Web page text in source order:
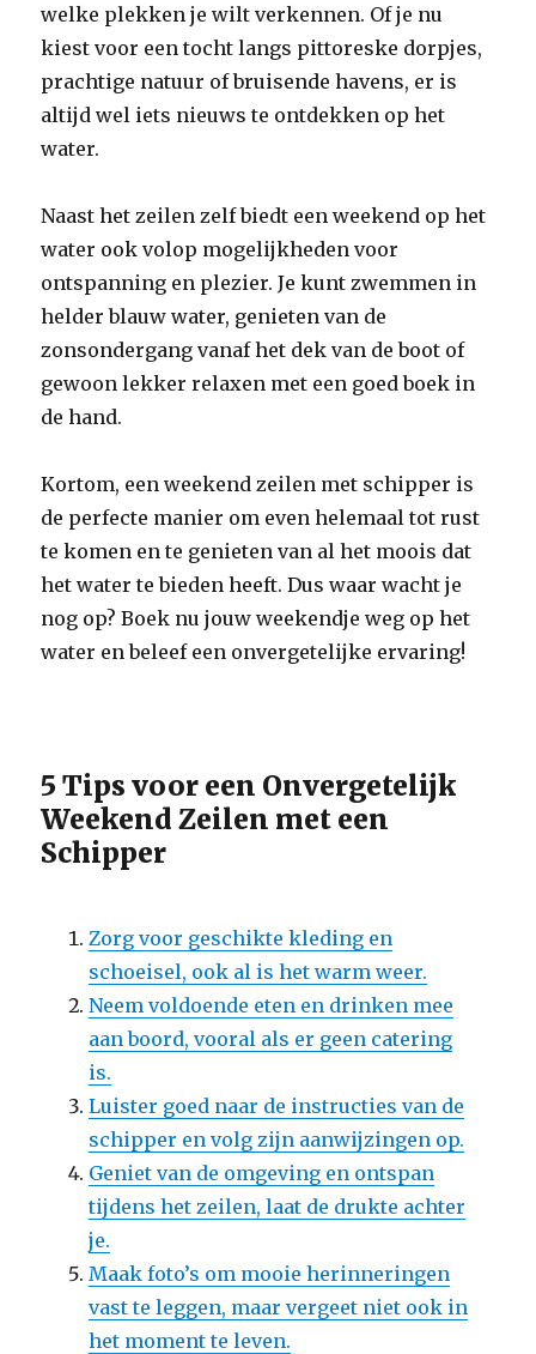
welke plekken je wilt verkennen. Of je nu
kiest voor een tocht langs pittoreske dorpjes,
prachtige natuur of bruisende havens, er is
altijd wel iets nieuws te ontdekken op het
water.
Naast het zeilen zelf biedt een weekend op het
water ook volop mogelijkheden voor
ontspanning en plezier. Je kunt zwemmen in
helder blauw water, genieten van de
zonsondergang vanaf het dek van de boot of
gewoon lekker relaxen met een goed boek in
de hand.
Kortom, een weekend zeilen met schipper is
de perfecte manier om even helemaal tot rust
te komen en te genieten van al het moois dat
het water te bieden heeft. Dus waar wacht je
nog op? Boek nu jouw weekendje weg op het
water en beleef een onvergetelijke ervaring!
5 Tips voor een Onvergetelijk
Weekend Zeilen met een
Schipper
Zorg voor geschikte kleding en
schoeisel, ook al is het warm weer.
Neem voldoende eten en drinken mee
aan boord, vooral als er geen catering
is.
Luister goed naar de instructies van de
schipper en volg zijn aanwijzingen op.
Geniet van de omgeving en ontspan
tijdens het zeilen, laat de drukte achter
je.
Maak foto’s om mooie herinneringen
vast te leggen, maar vergeet niet ook in
het moment te leven.